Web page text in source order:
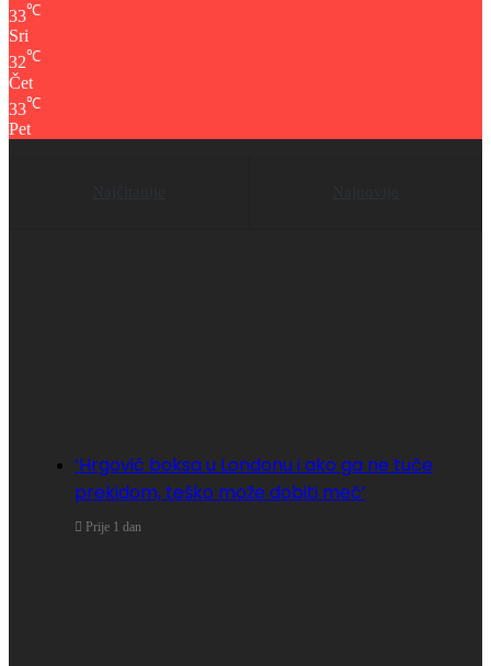
33℃
Sri
32℃
Čet
33℃
Pet
‘Hrgović boksa u Londonu i ako ga ne tuče
prekidom, teško može dobiti meč’
Prije 1 dan